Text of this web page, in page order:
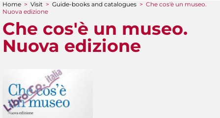
You are here
Home > Visit > Guide-books and catalogues > Che cos'è un museo.
Nuova edizione
Che cos'è un museo.
Nuova edizione